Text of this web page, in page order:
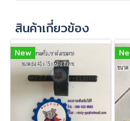
สินค้าเกี่ยวข้อง
New